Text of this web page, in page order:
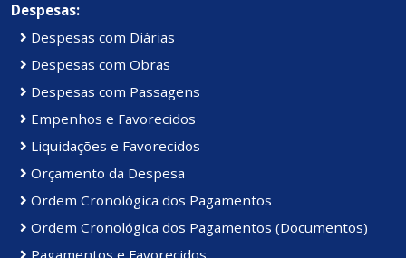
Despesas:
Despesas com Diárias
Despesas com Obras
Despesas com Passagens
Empenhos e Favorecidos
Liquidações e Favorecidos
Orçamento da Despesa
Ordem Cronológica dos Pagamentos
Ordem Cronológica dos Pagamentos (Documentos)
Pagamentos e Favorecidos